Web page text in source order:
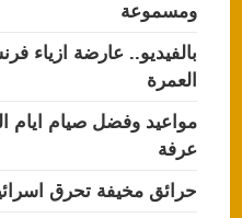
ومسموعة
بالفيديو.. عارضة ازياء
العمرة
مواعيد وفضل صيام ايام
عرفة
حرائق مخيفة تحرق